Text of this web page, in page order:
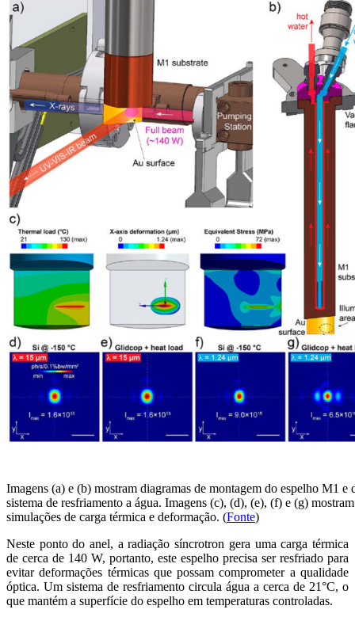
Imagens (a) e (b) mostram diagramas de montagem do espelho M1 e
sistema de resfriamento a água. Imagens (c), (d), (e), (f) e (g) mostram
simulações de carga térmica e deformação. (Fonte)
Neste ponto do anel, a radiação síncrotron gera uma carga térmica
de cerca de 140 W, portanto, este espelho precisa ser resfriado para
evitar deformações térmicas que possam comprometer a qualidade
óptica. Um sistema de resfriamento circula água a cerca de 21°C, o
que mantém a superfície do espelho em temperaturas controladas.